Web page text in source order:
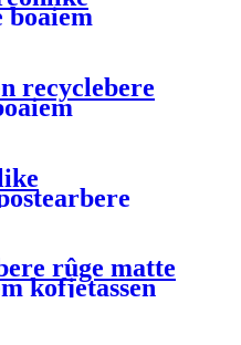
boaiem
recyclebere
rûge matte
kofjetassen